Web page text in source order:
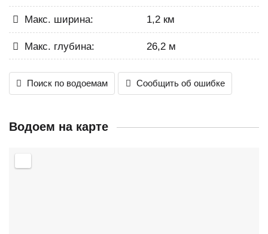
Макс. ширина: 1,2 км
Макс. глубина: 26,2 м
Поиск по водоемам Сообщить об ошибке
Водоем на карте